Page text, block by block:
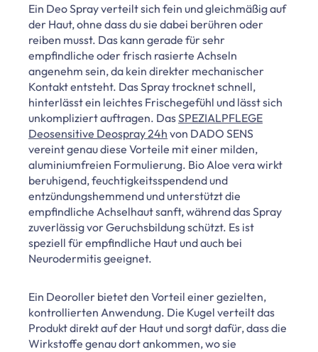
Ein Deo Spray verteilt sich fein und gleichmäßig auf
der Haut, ohne dass du sie dabei berühren oder
reiben musst. Das kann gerade für sehr
empfindliche oder frisch rasierte Achseln
angenehm sein, da kein direkter mechanischer
Kontakt entsteht. Das Spray trocknet schnell,
hinterlässt ein leichtes Frischegefühl und lässt sich
unkompliziert auftragen. DasSPEZIALPFLEGE
Deosensitive Deospray 24h von DADO SENS
vereint genau diese Vorteile mit einer milden,
aluminiumfreien Formulierung. Bio Aloe vera wirkt
beruhigend, feuchtigkeitsspendend und
entzündungshemmend und unterstützt die
empfindliche Achselhaut sanft, während das Spray
zuverlässig vor Geruchsbildung schützt. Es ist
speziell für empfindliche Haut und auch bei
Neurodermitis geeignet.
Ein Deoroller bietet den Vorteil einer gezielten,
kontrollierten Anwendung. Die Kugel verteilt das
Produkt direkt auf der Haut und sorgt dafür, dass die
Wirkstoffe genau dort ankommen, wo sie